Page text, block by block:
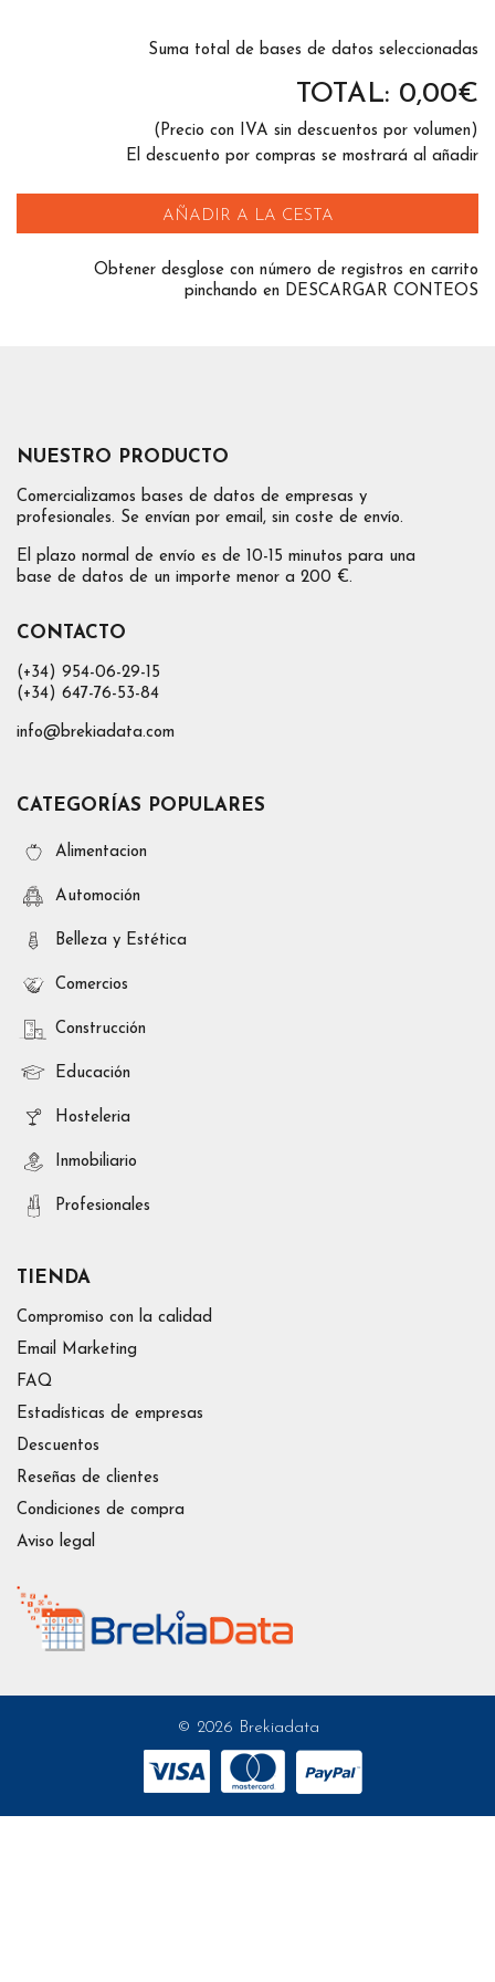
Suma total de bases de datos seleccionadas
TOTAL: 0,00€
(Precio con IVA sin descuentos por volumen)
El descuento por compras se mostrará al añadir
AÑADIR A LA CESTA
Obtener desglose con número de registros en carrito
pinchando en DESCARGAR CONTEOS
NUESTRO PRODUCTO
Comercializamos bases de datos de empresas y
profesionales. Se envían por email, sin coste de envío.
El plazo normal de envío es de 10-15 minutos para una
base de datos de un importe menor a 200 €.
CONTACTO
(+34) 954-06-29-15
(+34) 647-76-53-84
info@brekiadata.com
CATEGORÍAS POPULARES
Alimentacion
Automoción
Belleza y Estética
Comercios
Construcción
Educación
Hosteleria
Inmobiliario
Profesionales
TIENDA
Compromiso con la calidad
Email Marketing
FAQ
Estadísticas de empresas
Descuentos
Reseñas de clientes
Condiciones de compra
Aviso legal
© 2026 Brekiadata